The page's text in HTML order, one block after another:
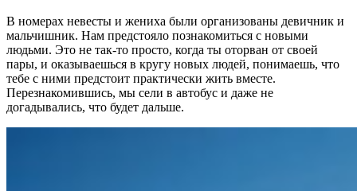
В номерах невесты и жениха были организованы девичник и
мальчишник. Нам предстояло познакомиться с новыми
людьми. Это не так-то просто, когда ты оторван от своей
пары, и оказываешься в кругу новых людей, понимаешь, что
тебе с ними предстоит практически жить вместе.
Перезнакомившись, мы сели в автобус и даже не
догадывались, что будет дальше.